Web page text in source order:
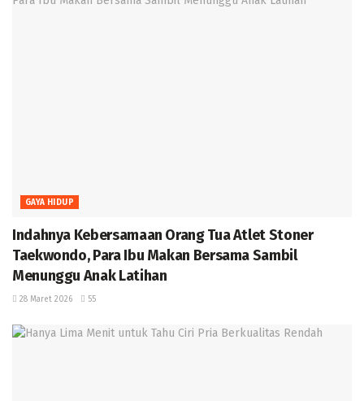
GAYA HIDUP
Indahnya Kebersamaan Orang Tua Atlet Stoner
Taekwondo, Para Ibu Makan Bersama Sambil
Menunggu Anak Latihan
28 Maret 2026 55